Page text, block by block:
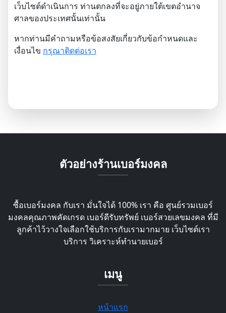
เว็บไซต์ดำเนินการ ท่านตกลงที่จะอยู่ภายใต้เขตอำนาจ
ศาลของประเทศนั้นเท่านั้น
หากท่านมีคำถามหรือข้อสงสัยเกี่ยวกับข้อกำหนดและ
เงื่อนไข กรุณาติดต่อเรา
ตัวอย่างร้านเบอร์มงคล
ซื้อเบอร์มงคล กับเรา มั่นใจได้ 100% เรา คือ ศูนย์รวมเบอร์
มงคลคุณภาพคัดเกรด เบอร์ดีรับทรัพย์ เบอร์สวยเลขมงคล ที่มี
ลูกค้าไว้วางใจเลือกใช้บริการกับเรามากมาย เว็บไซต์เรา
บริการ วิเคราะห์ทำนายเบอร์
เมนู
หน้าแรก